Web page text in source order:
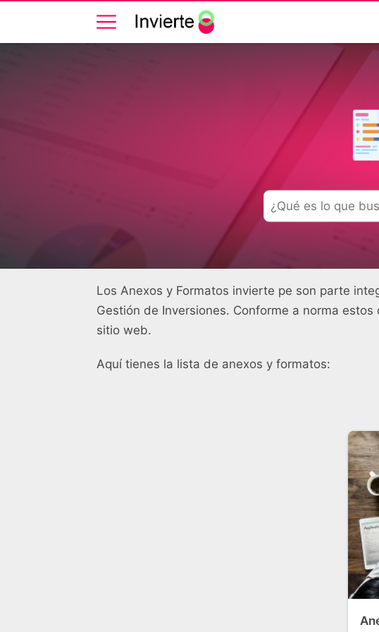
Los Anexos y Formatos invierte pe son parte
Gestión de Inversiones. Conforme a norma
sitio web.
Aquí tienes la lista de anexos y formatos: